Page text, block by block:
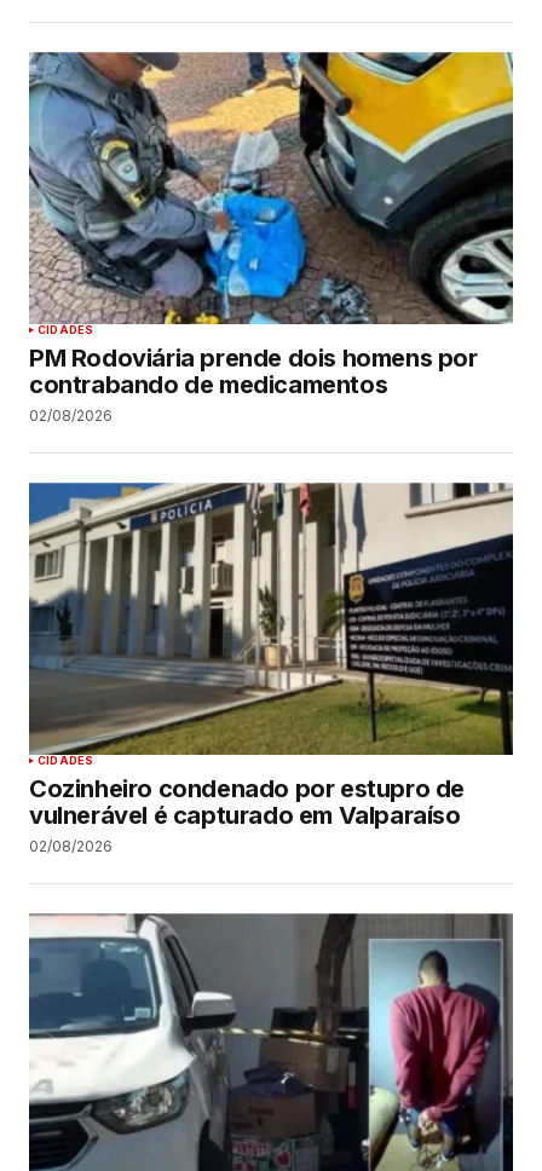
CIDADES
PM Rodoviária prende dois homens por
contrabando de medicamentos
02/08/2026
CIDADES
Cozinheiro condenado por estupro de
vulnerável é capturado em Valparaíso
02/08/2026